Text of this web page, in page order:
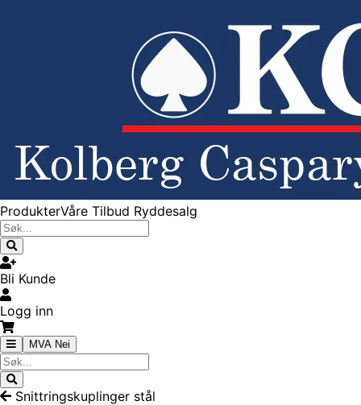
ProdukterVåre Tilbud Ryddesalg
Bli Kunde
Logg inn
MVA Nei
Snittringskuplinger stål